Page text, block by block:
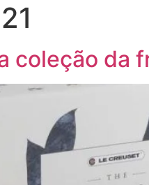
coleção da